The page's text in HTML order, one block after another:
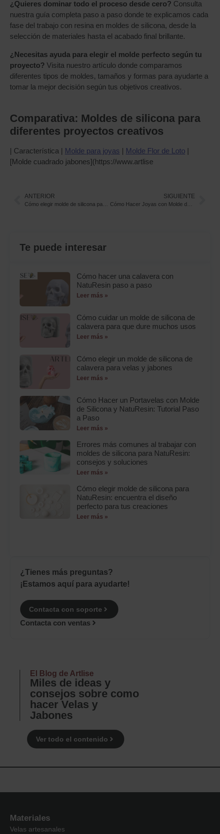
¿Quieres dominar todo el proceso desde cero? Consulta
nuestra guía completa paso a paso donde te explicamos cada
fase del trabajo con resina en moldes de silicona, desde la
selección de materiales hasta el acabado final brillante.
¿Necesitas ayuda para elegir el molde perfecto según tu
proyecto? Visita nuestro artículo donde comparamos
diferentes tipos de moldes, tamaños y formas para ayudarte a
tomar la mejor decisión según tus objetivos creativos.
Comparativa: Moldes de silicona para
diferentes proyectos creativos
| Característica | Molde para joyas | Molde Flor de Loto |
[Molde cuadrado jabones](https://www.artlise
ANTERIOR SIGUIENTE
Te puede interesar
Cómo hacer una calavera con
NatuResin paso a paso
Leer más »
Cómo cuidar un molde de silicona de
calavera para que dure muchos usos
Leer más »
Cómo elegir un molde de silicona de
calavera para velas y jabones
Leer más »
Cómo Hacer un Portavelas con Molde
de Silicona y NatuResin: Tutorial Paso
a Paso
Leer más »
Errores más comunes al trabajar con
moldes de silicona para NatuResin:
consejos y soluciones
Leer más »
Cómo elegir molde de silicona para
NatuResin: encuentra el diseño
perfecto para tus creaciones
Leer más »
¿Tienes más preguntas?
¡Estamos aquí para ayudarte!
Contacta con soporte
Contacta con ventas
El Blog de Artlise
Miles de ideas y
consejos sobre como
hacer Velas y
Jabones
Ver todo el contenido
Materiales
Velas artesanales